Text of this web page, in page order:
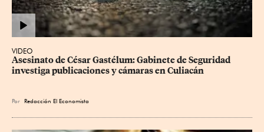
VIDEO
Asesinato de César Gastélum: Gabinete de Seguridad
investiga publicaciones y cámaras en Culiacán
Por Redacción El Economista